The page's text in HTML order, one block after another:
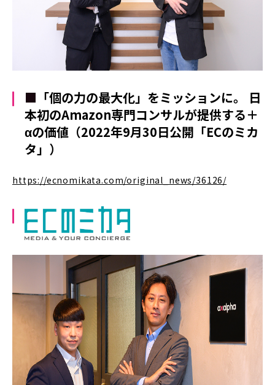
■ 「個の力の最大化」をミッションに。 日
本初のAmazon専門コンサルが提供する＋
αの価値（2022年9月30日公開「ECのミカ
タ」）
https://ecnomikata.com/original_news/36126/